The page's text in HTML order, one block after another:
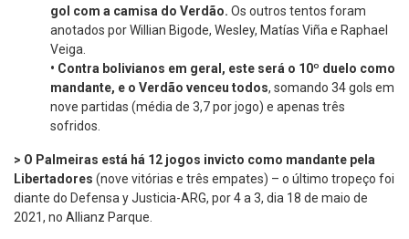
gol com a camisa do Verdão. Os outros tentos foram
anotados por Willian Bigode, Wesley, Matías Viña e Raphael
Veiga.
• Contra bolivianos em geral, este será o 10º duelo como
mandante, e o Verdão venceu todos, somando 34 gols em
nove partidas (média de 3,7 por jogo) e apenas três
sofridos.
> O Palmeiras está há 12 jogos invicto como mandante pela
Libertadores (nove vitórias e três empates) – o último tropeço foi
diante do Defensa y Justicia-ARG, por 4 a 3, dia 18 de maio de
2021, no Allianz Parque.